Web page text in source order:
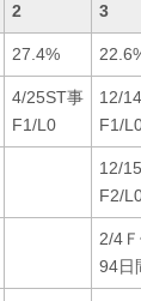
2 3
27.4%
4/25ST事
F1/L0
12/
F1/
12/
F2/
2/4
94日